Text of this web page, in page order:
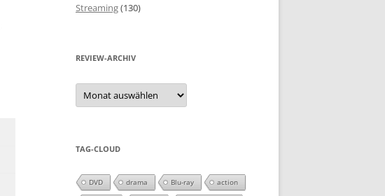
Streaming(130)
REVIEW-ARCHIV
Review-
Archiv
TAG-CLOUD
DVD drama Blu-ray action